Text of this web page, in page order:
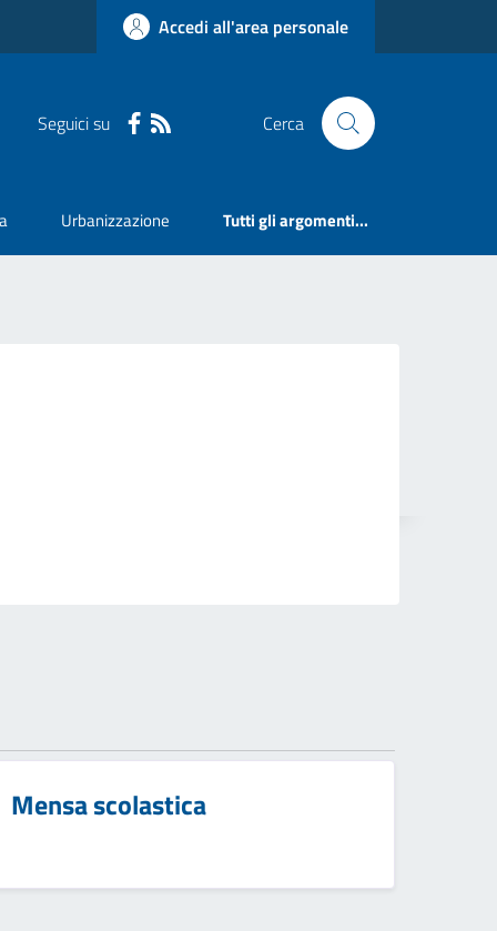
Accedi all'area personale
Seguici su Cerca
Urbanizzazione Tutti gli argomenti...
Mensa scolastica